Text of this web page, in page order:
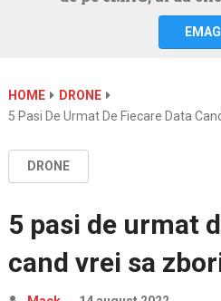
EMAG
HOME
DRONE
5 Pasi De Urmat De Fiecare Data
DRONE
5 pasi de urmat
cand vrei sa